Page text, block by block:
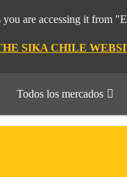
are accessing it from
SIKA CHILE
Todos los mercados